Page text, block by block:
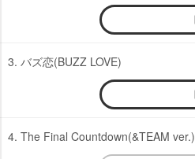
3. バズ恋(BUZZ LOVE)
4. The Final Countdown(&TEAM ver.)